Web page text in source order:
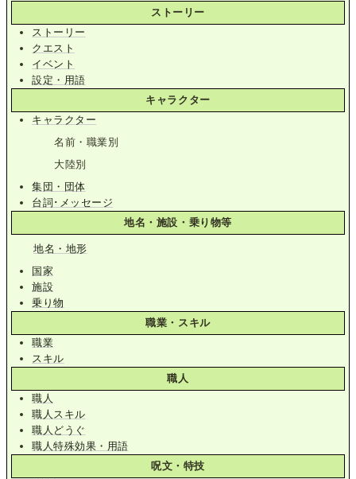
ストーリー
ストーリー
クエスト
イベント
設定・用語
キャラクター
キャラクター
名前・職業別
大陸別
集団・団体
台詞･メッセージ
地名・施設・乗り物等
地名・地形
国家
施設
乗り物
職業・スキル
職業
スキル
職人
職人
職人スキル
職人どうぐ
職人特殊効果・用語
呪文・特技